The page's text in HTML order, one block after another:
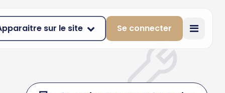
sur le site Se connecter